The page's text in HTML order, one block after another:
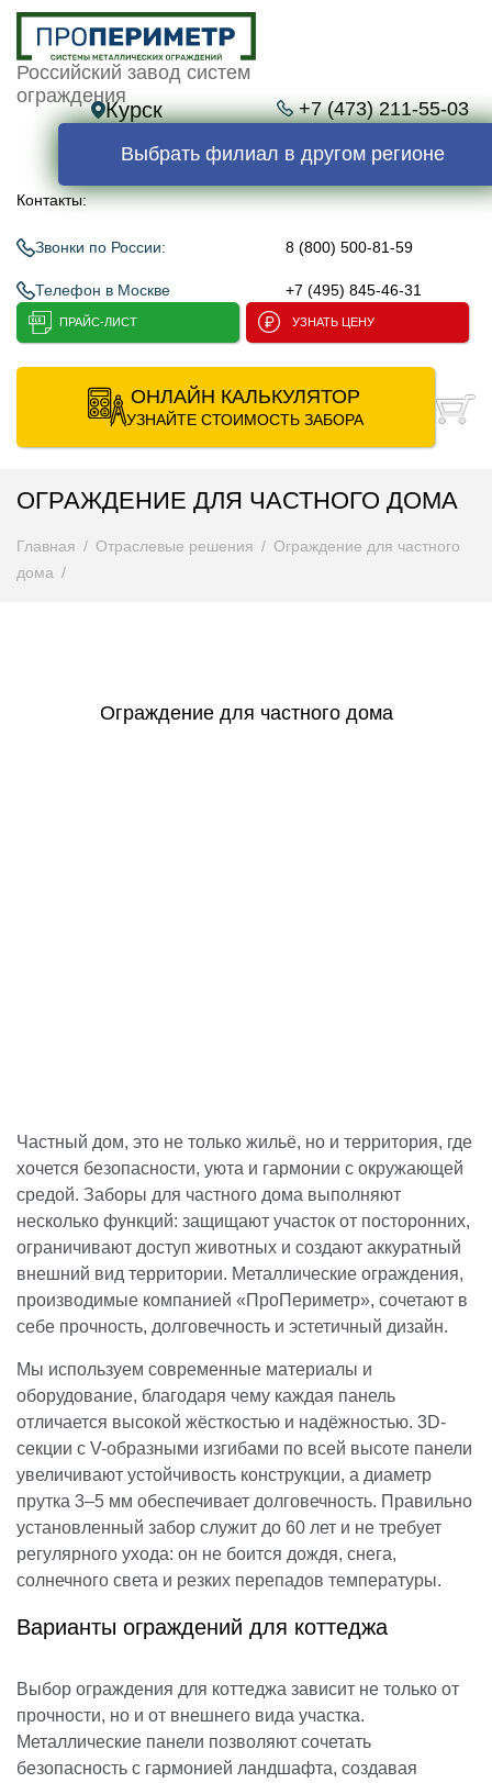
Российский завод систем
ограждения
Курск +7 (473) 211-55-03
Выбрать филиал в другом регионе
Контакты:
Звонки по России: 8 (800) 500-81-59
Телефон в Москве +7 (495) 845-46-31
ПРАЙС-ЛИСТ УЗНАТЬ ЦЕНУ
ОНЛАЙН КАЛЬКУЛЯТОР
УЗНАЙТЕ СТОИМОСТЬ ЗАБОРА
ОГРАЖДЕНИЕ ДЛЯ ЧАСТНОГО ДОМА
Главная Отраслевые решения
Ограждение для частного
дома
Ограждение для частного дома
Частный дом, это не только жильё, но и территория, где
хочется безопасности, уюта и гармонии с окружающей
средой. Заборы для частного дома выполняют
несколько функций: защищают участок от посторонних,
ограничивают доступ животных и создают аккуратный
внешний вид территории. Металлические ограждения,
производимые компанией «ПроПериметр», сочетают в
себе прочность, долговечность и эстетичный дизайн.
Мы используем современные материалы и
оборудование, благодаря чему каждая панель
отличается высокой жёсткостью и надёжностью. 3D-
секции с V-образными изгибами по всей высоте панели
увеличивают устойчивость конструкции, а диаметр
прутка 3–5 мм обеспечивает долговечность. Правильно
установленный забор служит до 60 лет и не требует
регулярного ухода: он не боится дождя, снега,
солнечного света и резких перепадов температуры.
Варианты ограждений для коттеджа
Выбор ограждения для коттеджа зависит не только от
прочности, но и от внешнего вида участка.
Металлические панели позволяют сочетать
безопасность с гармонией ландшафта, создавая